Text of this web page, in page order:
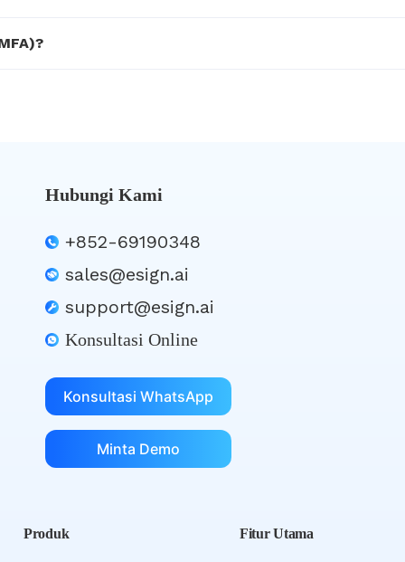
Hubungi Kami
+852-69190348
sales@esign.ai
support@esign.ai
Konsultasi Online
Konsultasi WhatsApp
Minta Demo
Produk Fitur Utama